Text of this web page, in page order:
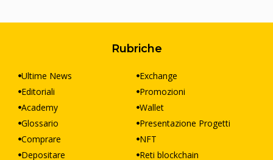
Rubriche
Ultime News
Editoriali
Academy
Glossario
Comprare
Depositare
Exchange
Promozioni
Wallet
Presentazione Progetti
NFT
Reti blockchain